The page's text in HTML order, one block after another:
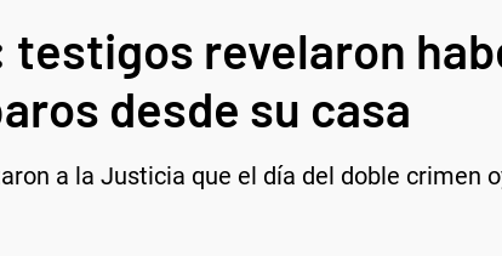
revelaron
desde su casa
a la Justicia que el día del doble crimen